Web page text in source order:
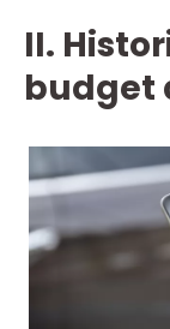
II.
budget